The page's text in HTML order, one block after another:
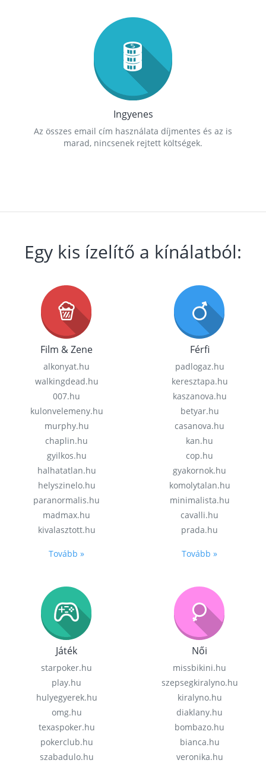
Ingyenes
Az összes email cím használata díjmentes és az is
marad, nincsenek rejtett költségek.
Egy kis ízelítő a kínálatból:
Film & Zene
alkonyat.hu
walkingdead.hu
007.hu
kulonvelemeny.hu
murphy.hu
chaplin.hu
gyilkos.hu
halhatatlan.hu
helyszinelo.hu
paranormalis.hu
madmax.hu
kivalasztott.hu
Tovább »
Férfi
padlogaz.hu
keresztapa.hu
kaszanova.hu
betyar.hu
casanova.hu
kan.hu
cop.hu
gyakornok.hu
komolytalan.hu
minimalista.hu
cavalli.hu
prada.hu
Tovább »
Játék
starpoker.hu
play.hu
hulyegyerek.hu
omg.hu
texaspoker.hu
pokerclub.hu
szabadulo.hu
Női
missbikini.hu
szepsegkiralyno.hu
kiralyno.hu
diaklany.hu
bombazo.hu
bianca.hu
veronika.hu